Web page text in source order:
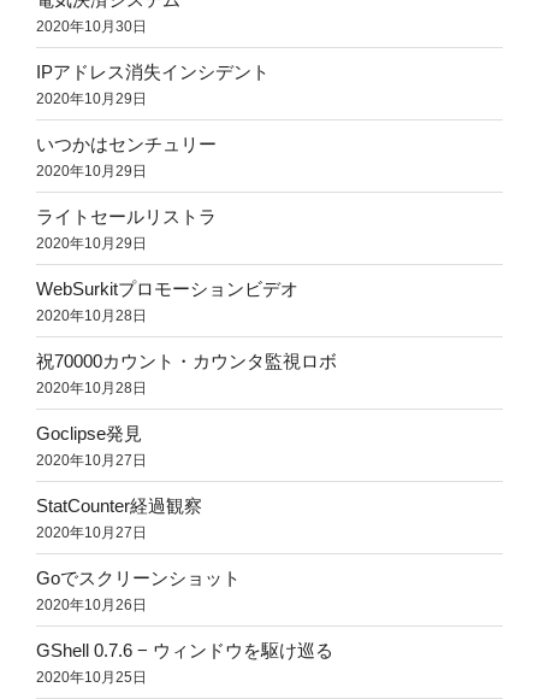
2020年10月30日
IPアドレス消失インシデント
2020年10月29日
いつかはセンチュリー
2020年10月29日
ライトセールリストラ
2020年10月29日
WebSurkitプロモーションビデオ
2020年10月28日
祝70000カウント・カウンタ監視ロボ
2020年10月28日
Goclipse発見
2020年10月27日
StatCounter経過観察
2020年10月27日
Goでスクリーンショット
2020年10月26日
GShell 0.7.6 − ウィンドウを駆け巡る
2020年10月25日